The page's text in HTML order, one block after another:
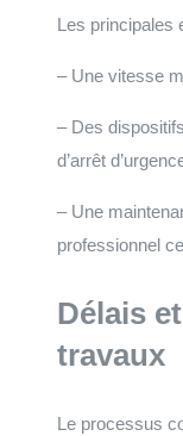
Les principales
– Une vitesse
– Des
d’arrêt
– Une
professionnel
Délais
travaux
Le processus